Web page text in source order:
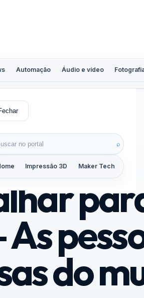
Automação Áudio e vídeo
por: ⌕
Impressão 3D Maker Tech
corajosas do mundo
As
do